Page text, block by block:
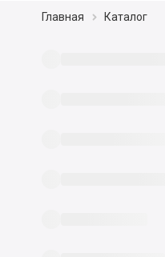
Главная Каталог